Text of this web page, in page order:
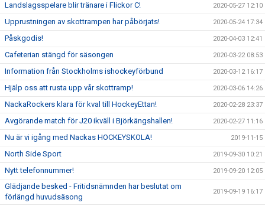
Landslagsspelare blir tränare i Flickor C! 2020-05-27 12:10
Upprustningen av skottrampen har påbörjats! 2020-05-24 17:34
Påskgodis! 2020-04-03 12:41
Cafeterian stängd för säsongen 2020-03-22 08:53
Information från Stockholms ishockeyförbund 2020-03-12 16:17
Hjälp oss att rusta upp vår skottramp! 2020-03-06 14:26
NackaRockers klara för kval till HockeyEttan! 2020-02-28 23:37
Avgörande match för J20 ikväll i Björkängshallen! 2020-02-27 11:16
Nu är vi igång med Nackas HOCKEYSKOLA! 2019-11-15
North Side Sport 2019-09-30 10:21
Nytt telefonnummer! 2019-09-20 12:05
Glädjande besked - Fritidsnämnden har beslutat om
förlängd huvudsäsong
2019-09-19 16:17